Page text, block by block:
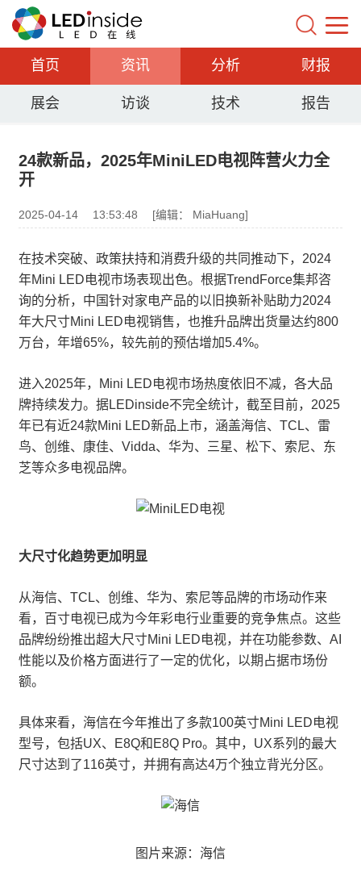
首页 资讯 分析 财报
展会 访谈 技术 报告
24款新品，2025年MiniLED电视阵营火力全
开
2025-04-14 13:53:48 [编辑： MiaHuang]
在技术突破、政策扶持和消费升级的共同推动下，2024
年Mini LED电视市场表现出色。根据TrendForce集邦咨
询的分析，中国针对家电产品的以旧换新补贴助力2024
年大尺寸Mini LED电视销售，也推升品牌出货量达约800
万台，年增65%，较先前的预估增加5.4%。
进入2025年，Mini LED电视市场热度依旧不减，各大品
牌持续发力。据LEDinside不完全统计，截至目前，2025
年已有近24款Mini LED新品上市，涵盖海信、TCL、雷
鸟、创维、康佳、Vidda、华为、三星、松下、索尼、东
芝等众多电视品牌。
大尺寸化趋势更加明显
从海信、TCL、创维、华为、索尼等品牌的市场动作来
看，百寸电视已成为今年彩电行业重要的竞争焦点。这些
品牌纷纷推出超大尺寸Mini LED电视，并在功能参数、AI
性能以及价格方面进行了一定的优化，以期占据市场份
额。
具体来看，海信在今年推出了多款100英寸Mini LED电视
型号，包括UX、E8Q和E8Q Pro。其中，UX系列的最大
尺寸达到了116英寸，并拥有高达4万个独立背光分区。
图片来源：海信